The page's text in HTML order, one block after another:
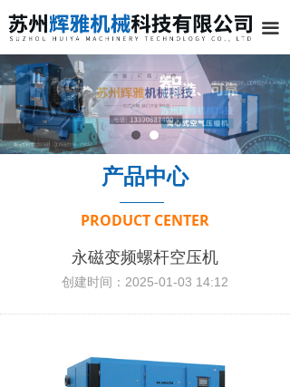
끀
产品中心
PRODUCT CENTER
永磁变频螺杆空压机
创建时间： 2025-01-03 14:12